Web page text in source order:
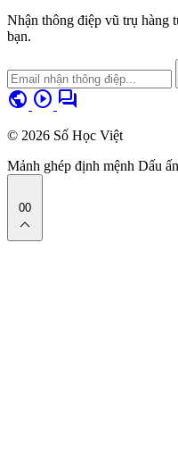
Nhận thông điệp vũ trụ hàng
bạn.
public play_circle forum
© 2026 Số Học Việt
Mảnh ghép định mệnh Dấu
00
expand_less